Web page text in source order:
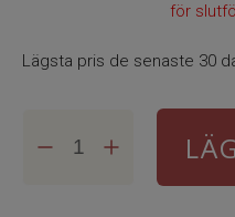
för
Lägsta pris de senaste 30